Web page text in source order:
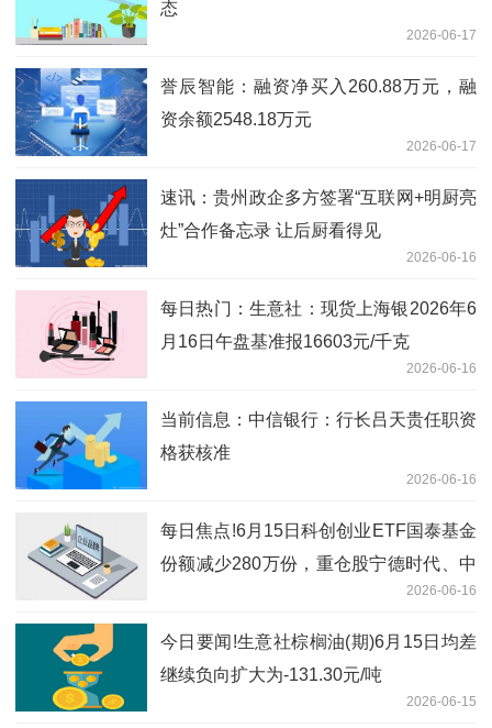
态
2026-06-17
誉辰智能：融资净买入260.88万元，融
资余额2548.18万元
2026-06-17
速讯：贵州政企多方签署“互联网+明厨亮
灶”合作备忘录 让后厨看得见
2026-06-16
每日热门：生意社：现货上海银2026年6
月16日午盘基准报16603元/千克
2026-06-16
当前信息：中信银行：行长吕天贵任职资
格获核准
2026-06-16
每日焦点!6月15日科创创业ETF国泰基金
份额减少280万份，重仓股宁德时代、中
2026-06-16
今日要闻!生意社棕榈油(期)6月15日均差
继续负向扩大为-131.30元/吨
2026-06-15